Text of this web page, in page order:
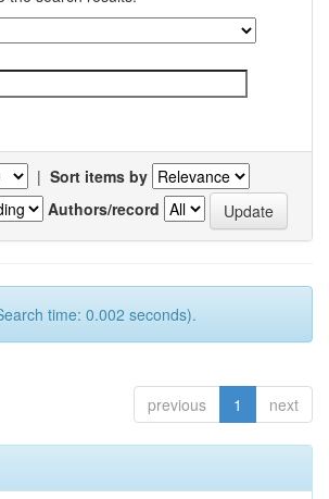
| Sort items by
Authors/record
time: 0.002 seconds).
previous 1 next